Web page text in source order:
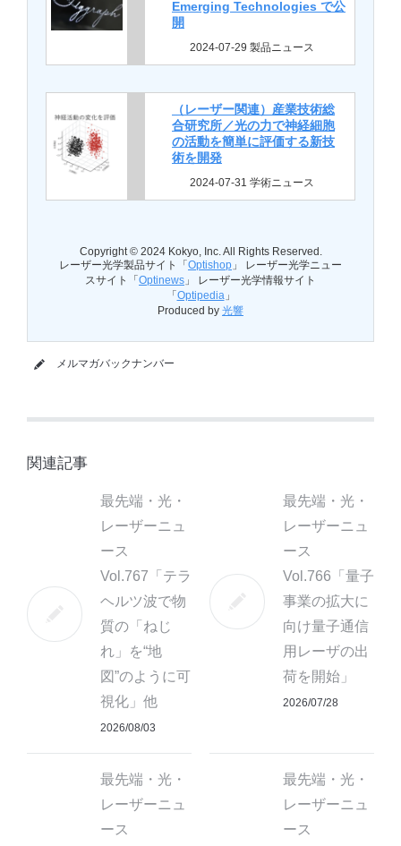
Emerging Technologies で公
開
2024-07-29 製品ニュース
（レーザー関連）産業技術総
合研究所／光の力で神経細胞
の活動を簡単に評価する新技
術を開発
2024-07-31 学術ニュース
Copyright © 2024 Kokyo, Inc. All Rights Reserved.
レーザー光学製品サイト「 Optishop 」 レーザー光学ニュー
スサイト「 Optinews 」 レーザー光学情報サイト
「 Optipedia」
Produced by 光響
メルマガバックナンバー
関連記事
最先端・光・
レーザーニュ
ース
Vol.767「テラ
ヘルツ波で物
質の「ねじ
れ」を“地
図”のように可
視化」他
2026/08/03
最先端・光・
レーザーニュ
ース
Vol.766「量子
事業の拡大に
向け量子通信
用レーザの出
荷を開始」
2026/07/28
最先端・光・
レーザーニュ
ース
最先端・光・
レーザーニュ
ース